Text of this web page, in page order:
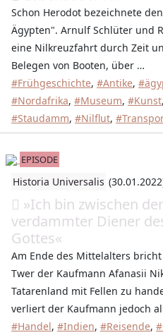
Schon Herodot bezeichnete
Ägypten". Arnulf Schlüter und
eine Nilkreuzfahrt durch Zeit
Belegen von Booten, über …
#Frühgeschichte, #Antike,
#Nordafrika, #Museum, #Kunst,
#Staudamm, #Nilflut,
EPISODE
Historia Universalis
»Ich bin zwischen
verdammter Diener
Gottes«
Am Ende des Mittelalters
Twer der Kaufmann Afanasii
Tatarenland mit Fellen zu
verliert der Kaufmann jedoch
#Handel, #Indien, #Reisende,